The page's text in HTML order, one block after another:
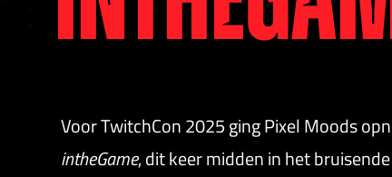
Voor TwitchCon 2025 ging Pixel Moods
intheGame, dit keer midden in het